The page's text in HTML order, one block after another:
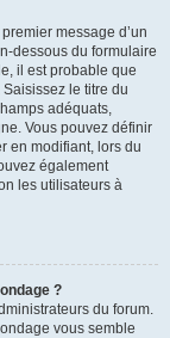
message d’un
dessous du formulaire
il est probable que
le titre du
adéquats,
Vous pouvez définir
en modifiant, lors du
également
les utilisateurs à
?
du forum.
vous semble